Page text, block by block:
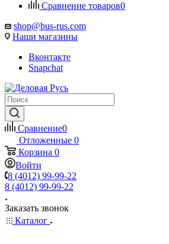
Сравнение товаров0
shop@bus-rus.com
Наши магазины
Вконтакте
Snapchat
Сравнение0
Отложенные 0
Корзина 0
Войти
8 (4012) 99-99-22
8 (4012) 99-99-22
Заказать звонок
Каталог